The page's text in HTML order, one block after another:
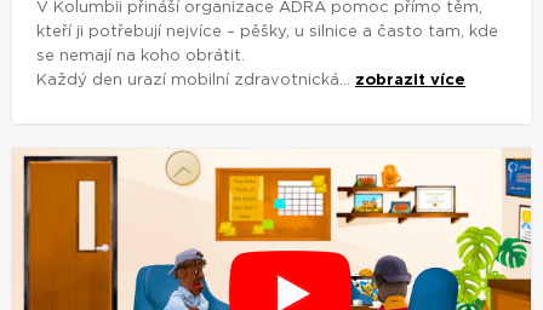
V Kolumbii přináší organizace ADRA pomoc přímo těm,
kteří ji potřebují nejvíce – pěšky, u silnice a často tam, kde
se nemají na koho obrátit.
Každý den urazí mobilní zdravotnická... zobrazit více